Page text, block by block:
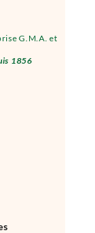
G.M.A. et
1856